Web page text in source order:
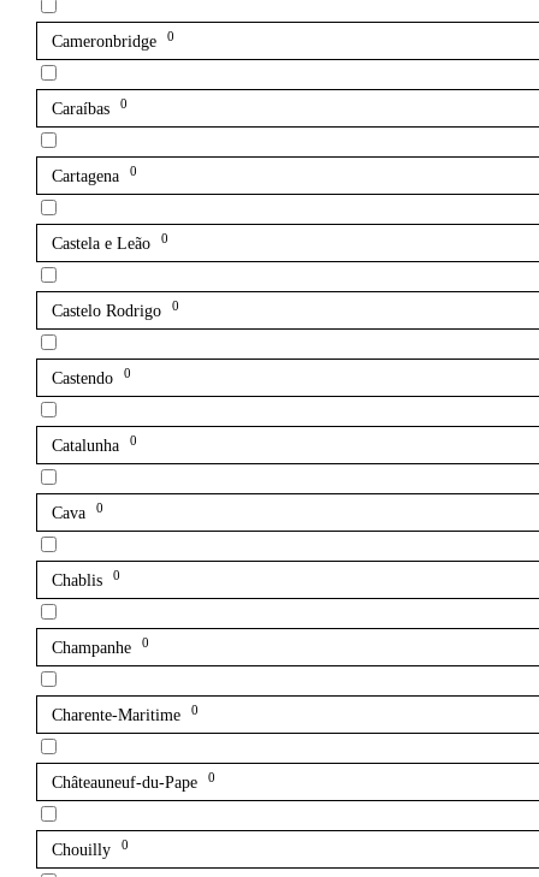
Cameronbridge 0
Caraíbas 0
Cartagena 0
Castela e Leão 0
Castelo Rodrigo 0
Castendo 0
Catalunha 0
Cava 0
Chablis 0
Champanhe 0
Charente-Maritime 0
Châteauneuf-du-Pape 0
Chouilly 0